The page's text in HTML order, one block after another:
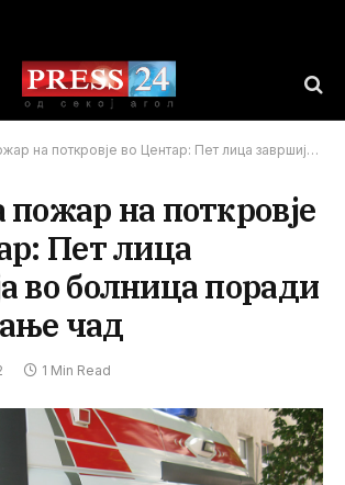
во Центар: Пет лица завршија во болница поради вдишување чад
на поткровје
Пет лица
во болница поради
чад
1 Min Read